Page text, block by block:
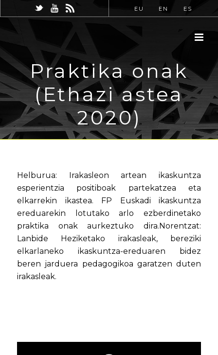
EU EN ES
Praktika onak
(Ethazi astea
2020)
Helburua: Irakasleon artean ikaskuntza
esperientzia positiboak partekatzea eta
elkarrekin ikastea. FP Euskadi ikaskuntza
ereduarekin lotutako arlo ezberdinetako
praktika onak aurkeztuko dira.Norentzat:
Lanbide Heziketako irakasleak, bereziki
elkarlaneko ikaskuntza-ereduaren bidez
beren jarduera pedagogikoa garatzen duten
irakasleak.